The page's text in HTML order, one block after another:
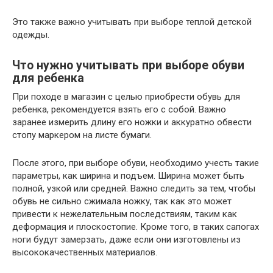
Это также важно учитывать при выборе теплой детской
одежды.
Что нужно учитывать при выборе обуви
для ребенка
При походе в магазин с целью приобрести обувь для
ребенка, рекомендуется взять его с собой. Важно
заранее измерить длину его ножки и аккуратно обвести
стопу маркером на листе бумаги.
После этого, при выборе обуви, необходимо учесть такие
параметры, как ширина и подъем. Ширина может быть
полной, узкой или средней. Важно следить за тем, чтобы
обувь не сильно сжимала ножку, так как это может
привести к нежелательным последствиям, таким как
деформация и плоскостопие. Кроме того, в таких сапогах
ноги будут замерзать, даже если они изготовлены из
высококачественных материалов.